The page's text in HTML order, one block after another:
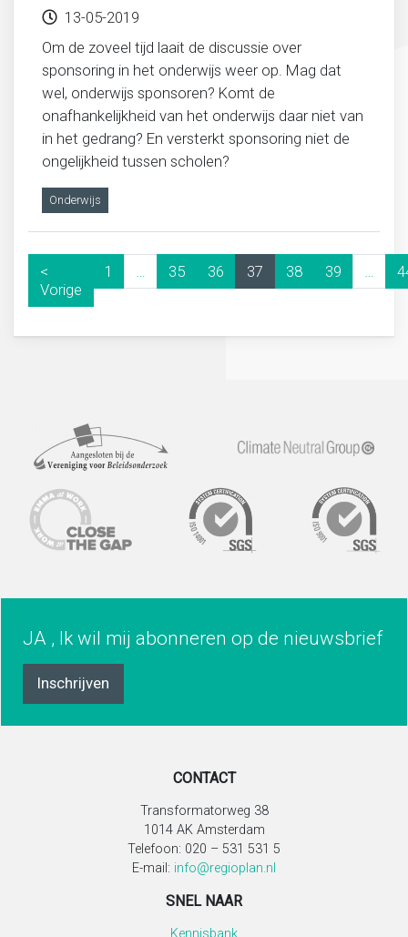
13-05-2019
Om de zoveel tijd laait de discussie over
sponsoring in het onderwijs weer op. Mag dat
wel, onderwijs sponsoren? Komt de
onafhankelijkheid van het onderwijs daar niet van
in het gedrang? En versterkt sponsoring niet de
ongelijkheid tussen scholen?
Onderwijs
<
Vorige
1 35 36 37 38 39
JA , Ik wil mij abonneren op de nieuwsbrief
Inschrijven
CONTACT
Transformatorweg 38
1014 AK Amsterdam
Telefoon: 020 – 531 531 5
E-mail: info@regioplan.nl
SNEL NAAR
Kennisbank